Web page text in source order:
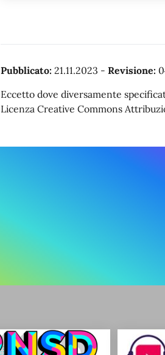
Pubblicato: 21.11.2023 - Revisione:
Eccetto dove diversamente
Licenza Creative Commons